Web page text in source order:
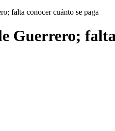
falta conocer cuánto se paga
Guerrero;